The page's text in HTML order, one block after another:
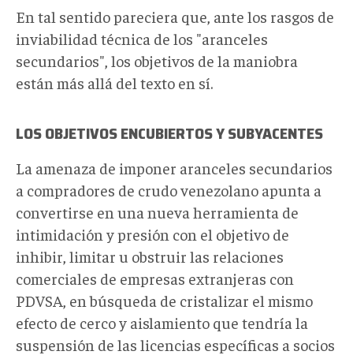
En tal sentido pareciera que, ante los rasgos de
inviabilidad técnica de los "aranceles
secundarios", los objetivos de la maniobra
están más allá del texto en sí.
LOS OBJETIVOS ENCUBIERTOS Y SUBYACENTES
La amenaza de imponer aranceles secundarios
a compradores de crudo venezolano apunta a
convertirse en una nueva herramienta de
intimidación y presión con el objetivo de
inhibir, limitar u obstruir las relaciones
comerciales de empresas extranjeras con
PDVSA, en búsqueda de cristalizar el mismo
efecto de cerco y aislamiento que tendría la
suspensión de las licencias específicas a socios